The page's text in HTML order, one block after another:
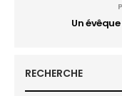
Un
RECHERCHE